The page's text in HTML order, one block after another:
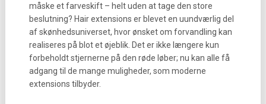
måske et farveskift – helt uden at tage den store
beslutning? Hair extensions er blevet en uundværlig del
af skønhedsuniverset, hvor ønsket om forvandling kan
realiseres på blot et øjeblik. Det er ikke længere kun
forbeholdt stjernerne på den røde løber; nu kan alle få
adgang til de mange muligheder, som moderne
extensions tilbyder.